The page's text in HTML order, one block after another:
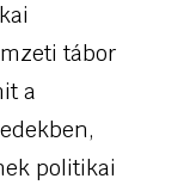
tábor
a
politikai